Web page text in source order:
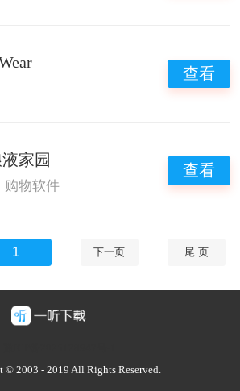
查看
家园
购物软件
查看
1 下一页 尾 页
© 2003 - 2019 All Rights Reserved.